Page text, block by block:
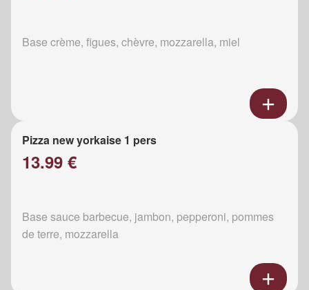
Base crème, figues, chèvre, mozzarella, miel
Pizza new yorkaise 1 pers
13.99 €
Base sauce barbecue, jambon, pepperoni, pommes
de terre, mozzarella